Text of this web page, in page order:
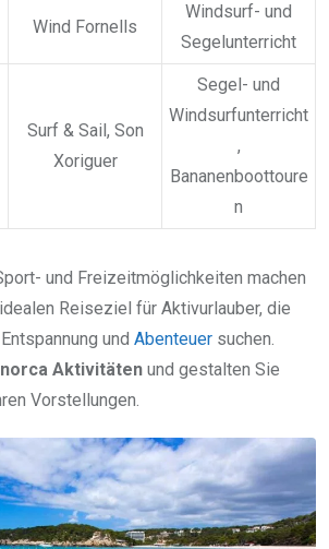
Wind Fornells
Windsurf- und
Segelunterricht
Surf & Sail, Son
Xoriguer
Segel- und
Windsurfunterricht
,
Bananenboottoure
n
und Freizeitmöglichkeiten machen
Reiseziel für Aktivurlauber, die
und Abenteuer suchen.
Aktivitäten und gestalten Sie
Vorstellungen.